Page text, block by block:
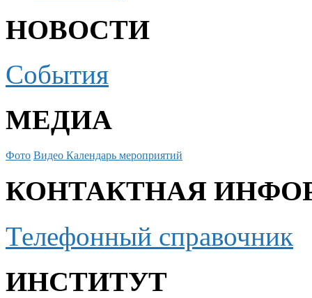
НОВОСТИ
События
МЕДИА
Фото Видео Календарь мероприятий
КОНТАКТНАЯ
Телефонный справочник
ИНСТИТУТ